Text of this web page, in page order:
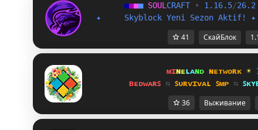
■■■■ SOUL CRAFT • 1.16.5/26.2
✦
Skybl ock Yeni Sezon Akti f! ✦
41 СкайБлок
ᴍɪɴᴇʟᴀɴᴅ ɴᴇᴛᴡᴏʀᴋ ☀
ʙᴇᴅᴡᴀʀꜱ ⇆ ꜱᴜʀᴠɪᴠᴀʟ ꜱᴍᴘ ⇆
36 Выживание